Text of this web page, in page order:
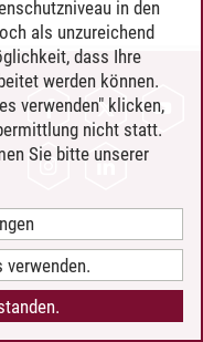
in den
als unzureichend
dass Ihre
werden können.
verwenden" klicken,
nicht statt.
Sie bitte unserer